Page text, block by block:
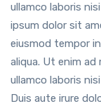
ullamco laboris
ipsum dolor sit
eiusmod tempor
aliqua. Ut enim
ullamco laboris
Duis aute irure